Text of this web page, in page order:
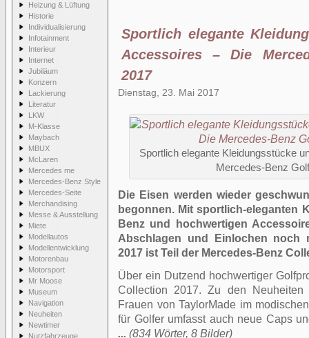
Heizung & Lüftung
Historie
Individualisierung
Infotainment
Interieur
Internet
Jubiläum
Konzern
Lackierung
Literatur
LKW
M-Klasse
Maybach
MBUX
McLaren
Mercedes me
Mercedes-Benz Style
Mercedes-Seite
Merchandising
Messe & Ausstellung
Miete
Modellautos
Modellentwicklung
Motorenbau
Motorsport
Mr Moose
Museum
Navigation
Neuheiten
Newtimer
Nutzfahrzeuge
Sportlich elegante
Accessoires – Die
2017
Dienstag, 23. Mai 2017
Sportlich elegante Kleidungsstücke
Mercedes-Benz
Die Eisen werden wieder
begonnen. Mit sportlich-eleganten
Benz und hochwertigen
Abschlagen und Einlochen noch
2017 ist Teil der Mercedes-Benz
Über ein Dutzend hochwertiger
Collection 2017. Zu den
Frauen von TaylorMade im
für Golfer umfasst auch neue Caps
... (834 Wörter, 8 Bilder)